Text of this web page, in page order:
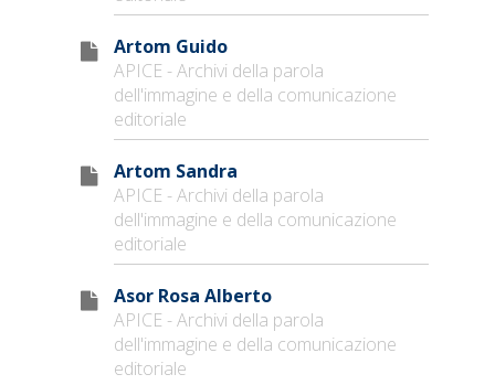
Artom Guido
APICE - Archivi della parola
dell'immagine e della comunicazione
editoriale
Artom Sandra
APICE - Archivi della parola
dell'immagine e della comunicazione
editoriale
Asor Rosa Alberto
APICE - Archivi della parola
dell'immagine e della comunicazione
editoriale